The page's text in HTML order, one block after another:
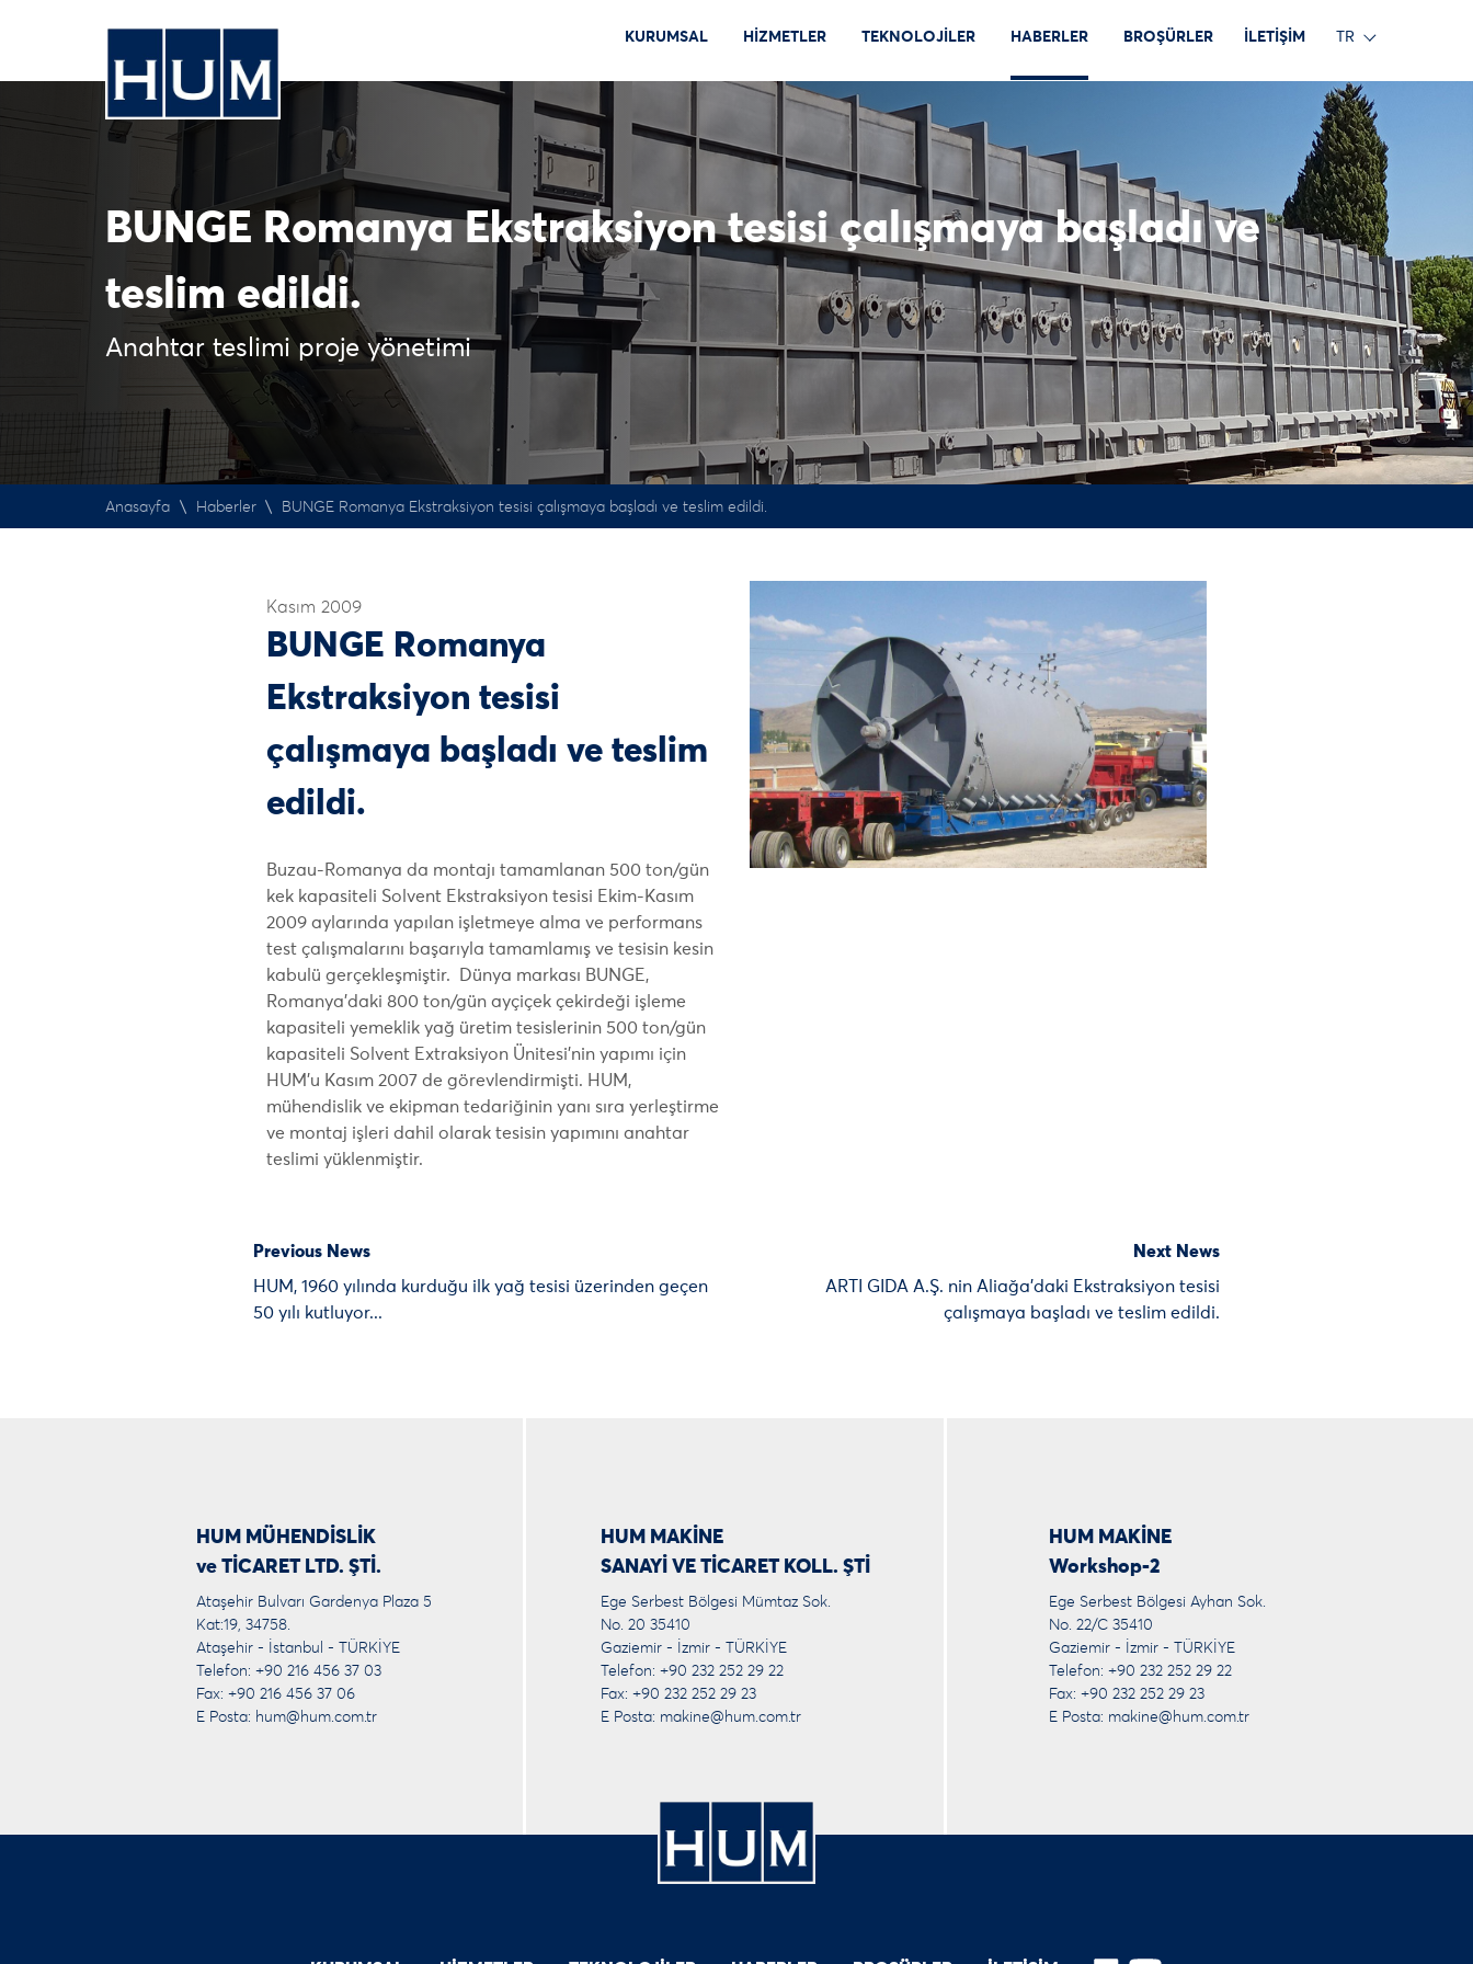
KURUMSAL HİZMETLER TEKNOLOJİLER HABERLER BROŞÜRLER İLETİŞİM TR
BUNGE Romanya Ekstraksiyon tesisi çalışmaya başladı ve
teslim edildi.
Anahtar teslimi proje yönetimi
Anasayfa \ Haberler \ BUNGE Romanya Ekstraksiyon tesisi çalışmaya başladı ve teslim edildi.
Kasım 2009
BUNGE Romanya
Ekstraksiyon tesisi
çalışmaya başladı ve teslim
edildi.
Buzau-Romanya da montajı tamamlanan 500 ton/gün
kek kapasiteli Solvent Ekstraksiyon tesisi Ekim-Kasım
2009 aylarında yapılan işletmeye alma ve performans
test çalışmalarını başarıyla tamamlamış ve tesisin kesin
kabulü gerçekleşmiştir. Dünya markası BUNGE,
Romanya’daki 800 ton/gün ayçiçek çekirdeği işleme
kapasiteli yemeklik yağ üretim tesislerinin 500 ton/gün
kapasiteli Solvent Extraksiyon Ünitesi’nin yapımı için
HUM’u Kasım 2007 de görevlendirmişti. HUM,
mühendislik ve ekipman tedariğinin yanı sıra yerleştirme
ve montaj işleri dahil olarak tesisin yapımını anahtar
teslimi yüklenmiştir.
Previous News
HUM, 1960 yılında kurduğu ilk yağ tesisi üzerinden geçen
50 yılı kutluyor...
Next News
ARTI GIDA A.Ş. nin Aliağa’daki Ekstraksiyon tesisi
çalışmaya başladı ve teslim edildi.
HUM MÜHENDİSLİK
ve TİCARET LTD. ŞTİ.
Ataşehir Bulvarı Gardenya Plaza 5
Kat:19, 34758.
Ataşehir - İstanbul - TÜRKİYE
Telefon: +90 216 456 37 03
Fax: +90 216 456 37 06
E Posta: hum@hum.com.tr
HUM MAKİNE
SANAYİ VE TİCARET KOLL. ŞTİ
Ege Serbest Bölgesi Mümtaz Sok.
No. 20 35410
Gaziemir - İzmir - TÜRKİYE
Telefon: +90 232 252 29 22
Fax: +90 232 252 29 23
E Posta: makine@hum.com.tr
HUM MAKİNE
Workshop-2
Ege Serbest Bölgesi Ayhan Sok.
No. 22/C 35410
Gaziemir - İzmir - TÜRKİYE
Telefon: +90 232 252 29 22
Fax: +90 232 252 29 23
E Posta: makine@hum.com.tr